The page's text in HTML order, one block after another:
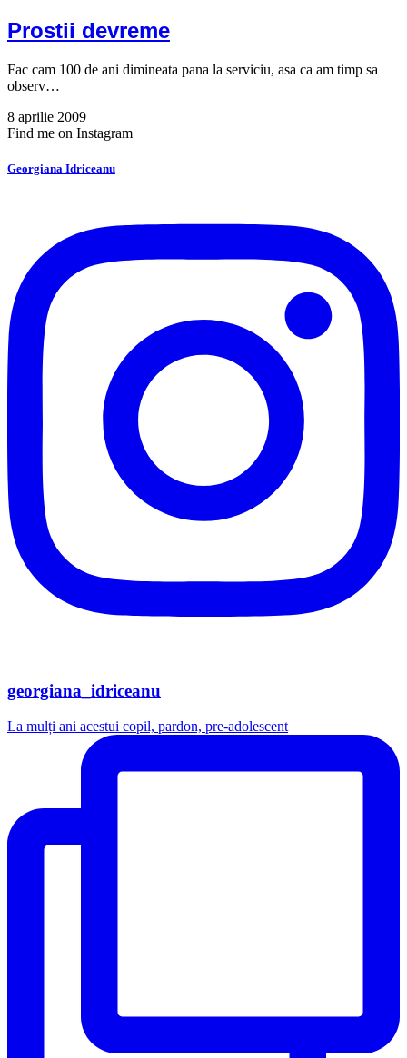
Prostii devreme
Fac cam 100 de ani dimineata pana la serviciu, asa ca am timp sa
observ…
8 aprilie 2009
Find me on Instagram
Georgiana Idriceanu
georgiana_idriceanu
La mulți ani acestui copil, pardon, pre-adolescent